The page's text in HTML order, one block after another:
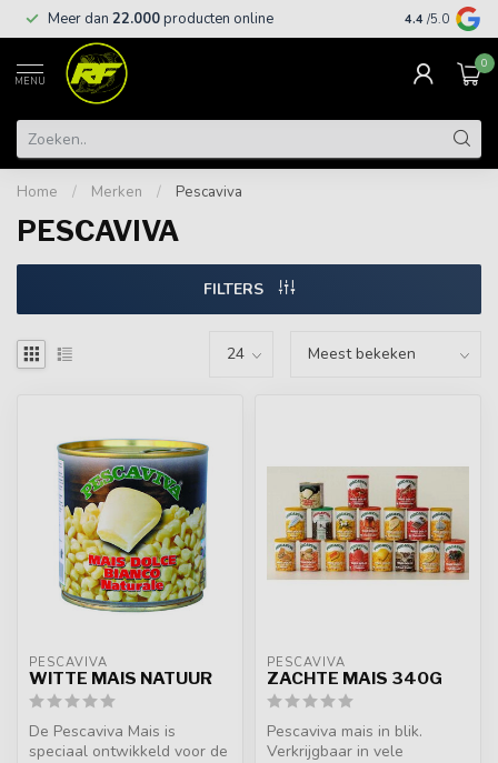
Meer dan 22.000producten online Gratis
4.4 /5.0
MENU
0
Home / Merken / Pescaviva
PESCAVIVA
FILTERS
PESCAVIVA
WITTE MAIS NATUUR
De Pescaviva Mais is
speciaal ontwikkeld voor de
PESCAVIVA
ZACHTE MAIS 340G
Pescaviva mais in blik.
Verkrijgbaar in vele